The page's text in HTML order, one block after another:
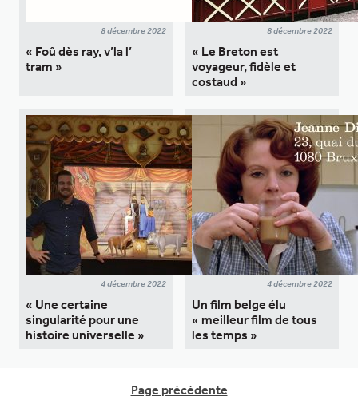
8 décembre 2022
« Foû dès ray, v’la l’
tram »
8 décembre 2022
« Le Breton est
voyageur, fidèle et
costaud »
4 décembre 2022
« Une certaine
singularité pour une
histoire universelle »
4 décembre 2022
Un film belge élu
« meilleur film de tous
les temps »
Page précédente